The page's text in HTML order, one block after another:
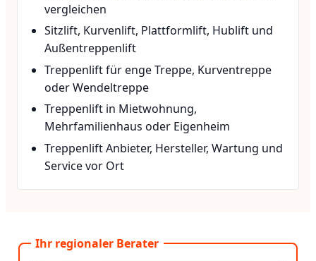
vergleichen
Sitzlift, Kurvenlift, Plattformlift, Hublift und
Außentreppenlift
Treppenlift für enge Treppe, Kurventreppe
oder Wendeltreppe
Treppenlift in Mietwohnung,
Mehrfamilienhaus oder Eigenheim
Treppenlift Anbieter, Hersteller, Wartung und
Service vor Ort
Ihr regionaler Berater